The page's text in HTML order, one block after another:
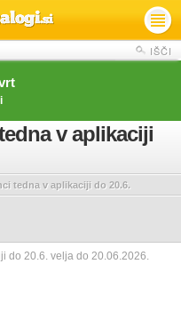
IŠČI
v aplikaciji
tedna v aplikaciji do 20.6.
do 20.6. velja do 20.06.2026.